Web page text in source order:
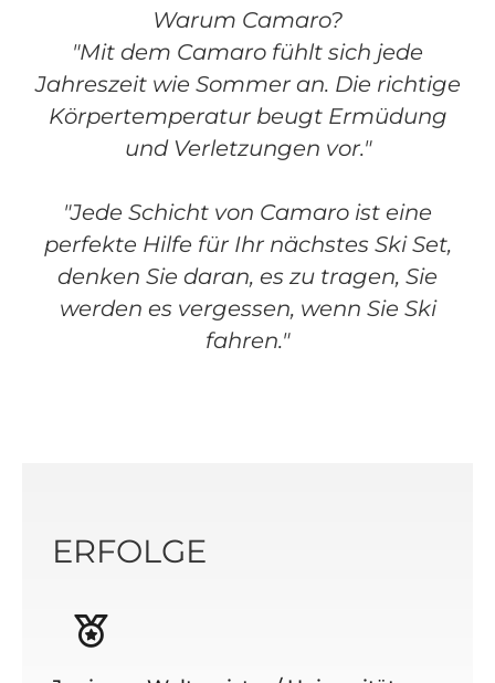
Warum Camaro?
"Mit dem Camaro fühlt sich jede
Jahreszeit wie Sommer an. Die richtige
Körpertemperatur beugt Ermüdung
und Verletzungen vor."
"Jede Schicht von Camaro ist eine
perfekte Hilfe für Ihr nächstes Ski Set,
denken Sie daran, es zu tragen, Sie
werden es vergessen, wenn Sie Ski
fahren."
ERFOLGE